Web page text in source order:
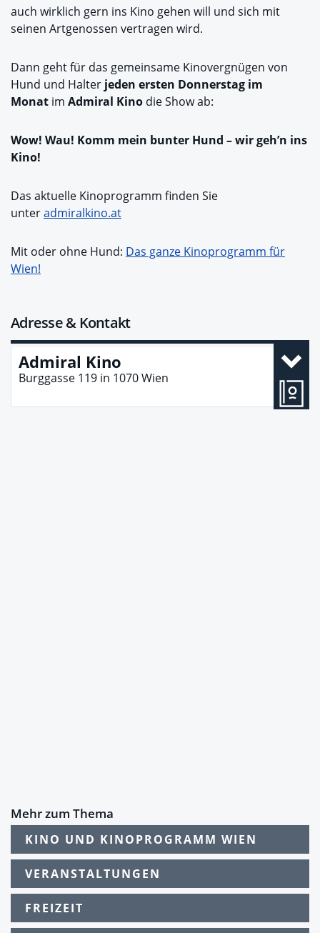
auch wirklich gern ins Kino gehen will und sich mit
seinen Artgenossen vertragen wird.
Dann geht für das gemeinsame Kinovergnügen von
Hund und Halter jeden ersten Donnerstag im
Monat im Admiral Kino die Show ab:
Wow! Wau! Komm mein bunter Hund – wir geh’n ins
Kino!
Das aktuelle Kinoprogramm finden Sie
unteradmiralkino.at
Mit oder ohne Hund: Das ganze Kinoprogramm für
Wien!
Adresse & Kontakt
Admiral Kino
Burggasse 119 in 1070Wien
Mehr zum Thema
KINO UND KINOPROGRAMM WIEN
VERANSTALTUNGEN
FREIZEIT